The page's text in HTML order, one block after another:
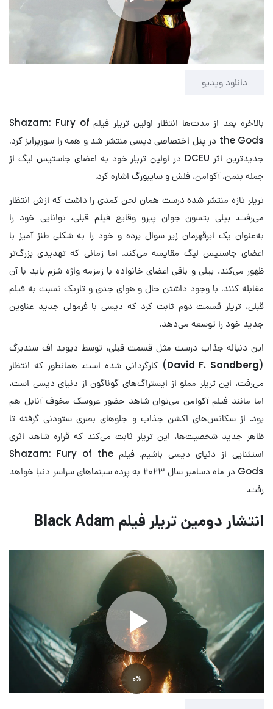
0%
Play
دانلود ویدیو
بالاخره بعد از مدت‌ها انتظار اولین تریلر فیلم Shazam: Fury of
the Gods در پنل اختصاصی دیسی منتشر شد و همه را سورپرایز کرد.
جدیدترین اثر DCEU در اولین تریلر خود به اعضای جاستیس لیگ از
جمله بتمن، آکوامن، فلش و سایبورگ اشاره کرد.
تریلر تازه منتشر شده درست همان لحن کمدی را داشت که ازش انتظار
می‌رفت. بیلی بتسون جوان پیرو وقایع فیلم قبلی، توانایی خود را
به‌عنوان یک ابرقهرمان زیر سوال ‌برده و خود را به شکلی طنز آمیز با
اعضای جاستیس لیگ مقایسه می‌کند. اما زمانی که تهدیدی بزرگ‌تر
ظهور می‌کند، بیلی و باقی اعضای خانواده با زمزمه واژه شزم باید با آن
مقابله کنند. با وجود داشتن حال و هوای جدی و تاریک نسبت به فیلم
قبلی، تریلر قسمت دوم ثابت کرد که دیسی با فرمولی جدید عناوین
جدید خود را توسعه می‌دهد.
این دنباله جذاب درست مثل قسمت قبلی، توسط دیوید اف سندبرگ
(
David F. Sandberg) کارگردانی شده است. همانطور که انتظار
می‌رفت، این تریلر مملو از ایستراگ‌های گوناگون از دنیای دیسی است،
اما مانند فیلم آکوامن می‌توان شاهد حضور عروسک مخوف آنابل هم
بود. از سکانس‌های اکشن جذاب و جلو‌های بصری ستودنی گرفته تا
ظاهر جدید شخصیت‌ها، این تریلر ثابت می‌کند که قراره شاهد اثری
استثنایی از دنیای دیسی باشیم. فیلم Shazam: Fury of the
Gods در ماه دسامبر سال ۲۰۲۳ به پرده سینماهای سراسر دنیا خواهد
رفت.
انتشار دومین تریلر فیلم Black Adam
Play